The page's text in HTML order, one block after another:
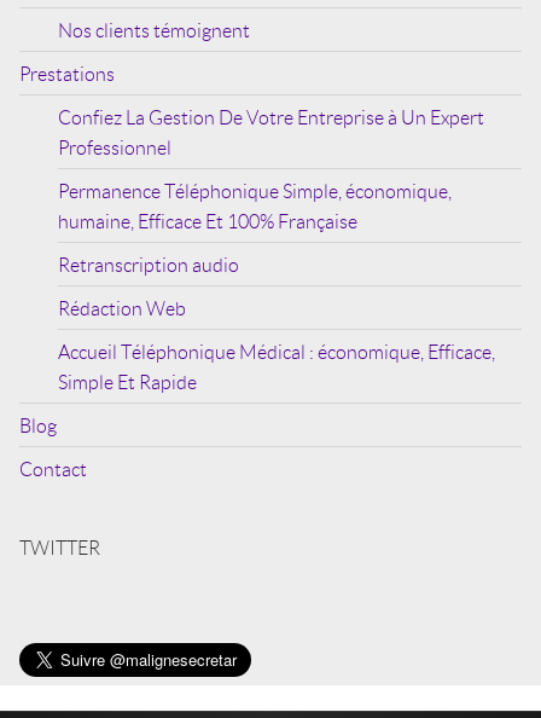
Nos clients témoignent
Prestations
Confiez La Gestion De Votre Entreprise à Un Expert
Professionnel
Permanence Téléphonique Simple, économique,
humaine, Efficace Et 100% Française
Retranscription audio
Rédaction Web
Accueil Téléphonique Médical : économique, Efficace,
Simple Et Rapide
Blog
Contact
TWITTER